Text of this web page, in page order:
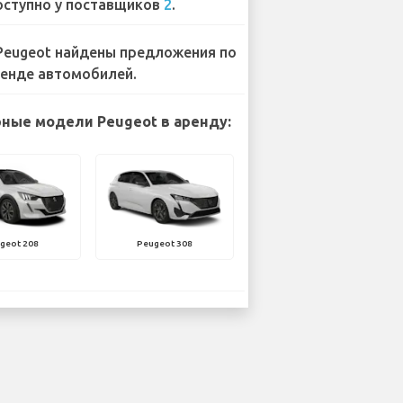
у поставщиков 2.
найдены предложения по
автомобилей.
модели Peugeot в аренду:
208 Peugeot 308